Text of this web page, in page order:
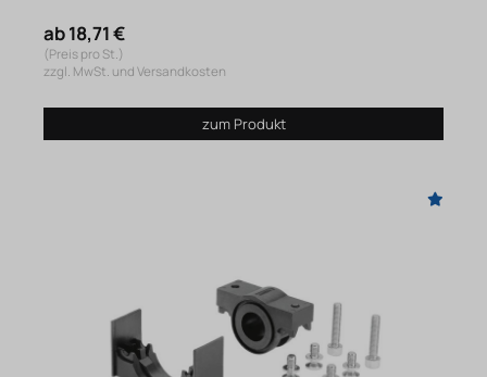
ab 18,71 €
(Preis pro St.)
zzgl. MwSt. und Versandkosten
zum Produkt